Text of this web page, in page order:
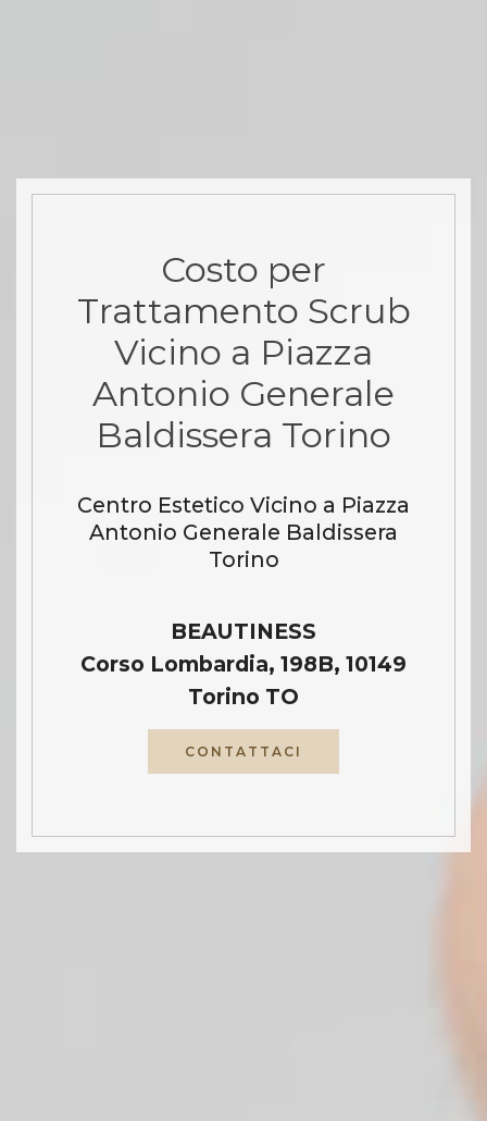
Costo per
Trattamento Scrub
Vicino a Piazza
Antonio Generale
Baldissera Torino
Centro Estetico Vicino a Piazza
Antonio Generale Baldissera
Torino
BEAUTINESS
Corso Lombardia, 198B, 10149
Torino TO
CONTATTACI